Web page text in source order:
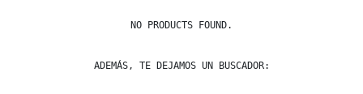
NO PRODUCTS FOUND.
ADEMÁS, TE DEJAMOS UN BUSCADOR: